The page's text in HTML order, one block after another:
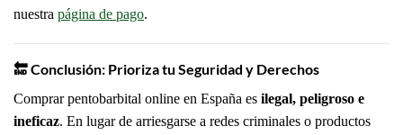
nuestra página de pago.
🔚Conclusión: Prioriza tu Seguridad y Derechos
Comprar pentobarbital online en España es ilegal, peligroso e
ineficaz. En lugar de arriesgarse a redes criminales o productos